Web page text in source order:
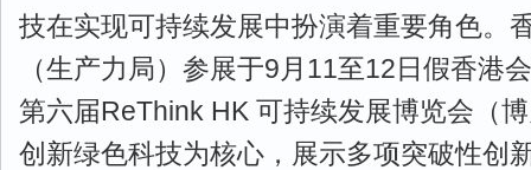
技在实现可持续发展中扮演着重要角色。
（生产力局）参展于9月11至12日假香港
第六届ReThink HK 可持续发展博览会（
创新绿色科技为核心，展示多项突破性创